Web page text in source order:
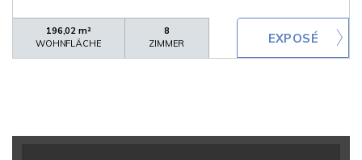
196,02 m²
WOHNFLÄCHE
8
ZIMMER